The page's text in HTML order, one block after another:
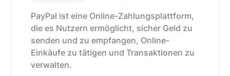
PayPal ist eine Online-Zahlungsplattform,
die es Nutzern ermöglicht, sicher Geld zu
senden und zu empfangen, Online-
Einkäufe zu tätigen und Transaktionen zu
verwalten.